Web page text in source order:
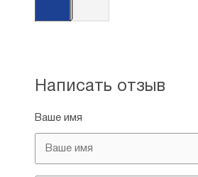
Написать отзыв
Ваше имя